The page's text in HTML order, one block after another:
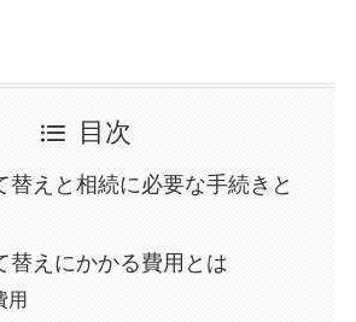
目次
替えと相続に必要な手続きと
替えにかかる費用とは
用